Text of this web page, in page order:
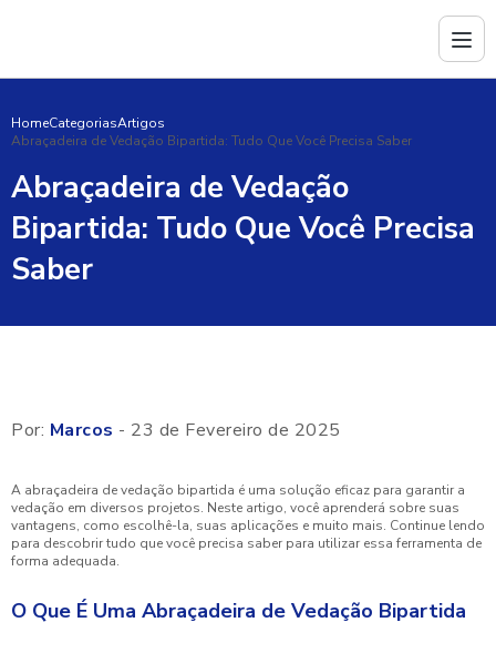
HomeCategoriasArtigos
Abraçadeira de Vedação Bipartida: Tudo Que Você Precisa Saber
Abraçadeira de Vedação
Bipartida: Tudo Que Você Precisa
Saber
Por: Marcos - 23 de Fevereiro de 2025
A abraçadeira de vedação bipartida é uma solução eficaz para garantir a
vedação em diversos projetos. Neste artigo, você aprenderá sobre suas
vantagens, como escolhê-la, suas aplicações e muito mais. Continue lendo
para descobrir tudo que você precisa saber para utilizar essa ferramenta de
forma adequada.
O Que É Uma Abraçadeira de Vedação Bipartida